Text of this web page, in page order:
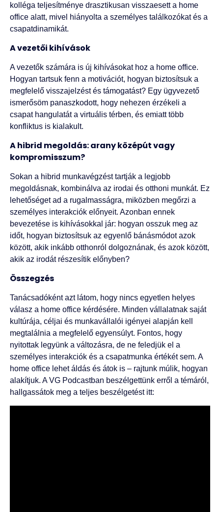
kolléga teljesítménye drasztikusan visszaesett a home
office alatt, mivel hiányolta a személyes találkozókat és a
csapatdinamikát.
A vezetői kihívások
A vezetők számára is új kihívásokat hoz a home office.
Hogyan tartsuk fenn a motivációt, hogyan biztosítsuk a
megfelelő visszajelzést és támogatást? Egy ügyvezető
ismerősöm panaszkodott, hogy nehezen érzékeli a
csapat hangulatát a virtuális térben, és emiatt több
konfliktus is kialakult.
A hibrid megoldás: arany középút vagy
kompromisszum?
Sokan a hibrid munkavégzést tartják a legjobb
megoldásnak, kombinálva az irodai és otthoni munkát. Ez
lehetőséget ad a rugalmasságra, miközben megőrzi a
személyes interakciók előnyeit. Azonban ennek
bevezetése is kihívásokkal jár: hogyan osszuk meg az
időt, hogyan biztosítsuk az egyenlő bánásmódot azok
között, akik inkább otthonról dolgoznának, és azok között,
akik az irodát részesítik előnyben?
Összegzés
Tanácsadóként azt látom, hogy nincs egyetlen helyes
válasz a home office kérdésére. Minden vállalatnak saját
kultúrája, céljai és munkavállalói igényei alapján kell
megtalálnia a megfelelő egyensúlyt. Fontos, hogy
nyitottak legyünk a változásra, de ne feledjük el a
személyes interakciók és a csapatmunka értékét sem. A
home office lehet áldás és átok is – rajtunk múlik, hogyan
alakítjuk. A VG Podcastban beszélgettünk erről a témáról,
hallgassátok meg a teljes beszélgetést itt: